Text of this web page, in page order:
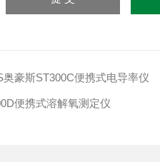
豪斯ST300C便携式电导率仪
便携式溶解氧测定仪